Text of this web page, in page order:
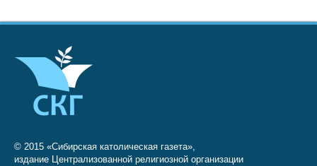
© 2015 «Сибирская католическая газета»,
издание Централизованной религиозной организации